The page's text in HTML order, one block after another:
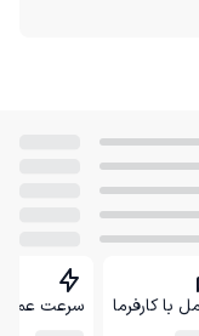
با کارفرما سرعت عمل